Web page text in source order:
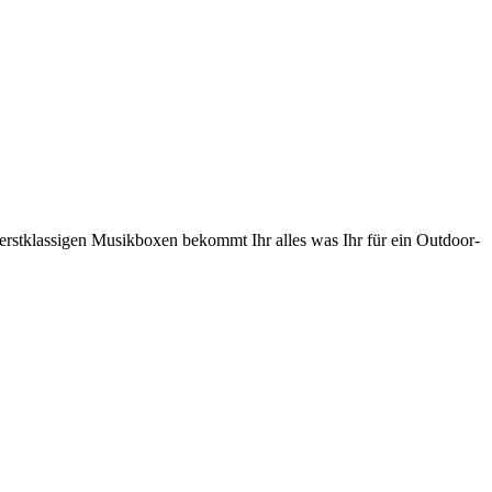
Musikboxen bekommt Ihr alles was Ihr für ein Outdoor-